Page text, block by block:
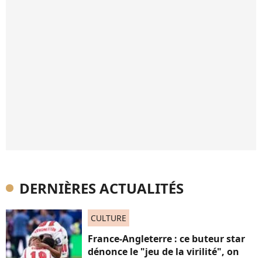
DERNIÈRES ACTUALITÉS
CULTURE
France-Angleterre : ce buteur star
dénonce le "jeu de la virilité", on